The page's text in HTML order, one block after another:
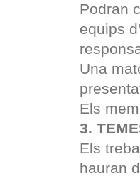
Podran
equips
Una
Els
3.
Els
hauran